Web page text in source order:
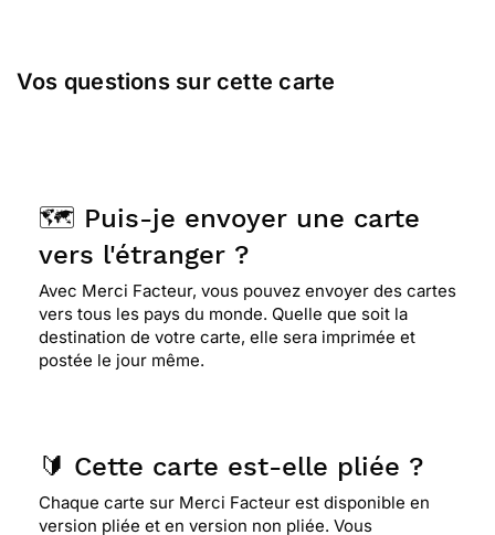
Vos questions sur cette carte
🗺️ Puis-je envoyer une carte
vers l'étranger ?
Avec Merci Facteur, vous pouvez envoyer des cartes
vers tous les pays du monde. Quelle que soit la
destination de votre carte, elle sera imprimée et
postée le jour même.
🔰 Cette carte est-elle pliée ?
Chaque carte sur Merci Facteur est disponible en
version pliée et en version non pliée. Vous